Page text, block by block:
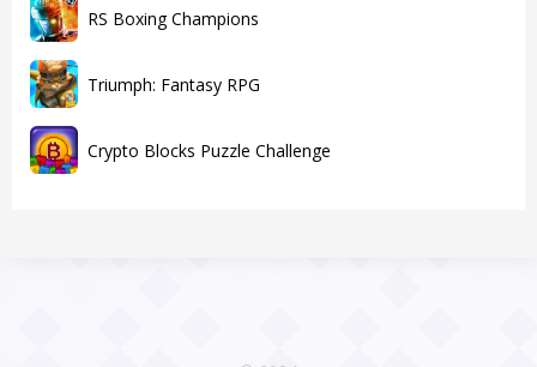
RS Boxing Champions
Triumph: Fantasy RPG
Crypto Blocks Puzzle Challenge